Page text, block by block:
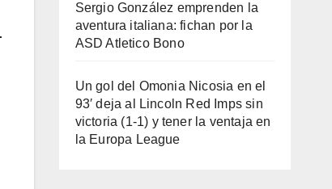
Sergio González emprenden la
aventura italiana: fichan por la
ASD Atletico Bono
Un gol del Omonia Nicosia en el
93′ deja al Lincoln Red Imps sin
victoria (1-1) y tener la ventaja en
la Europa League